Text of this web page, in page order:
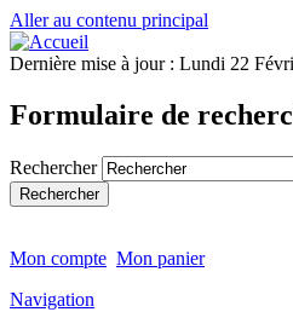
Aller au contenu principal
Dernière mise à jour : Lundi 22
Formulaire de
Rechercher
Mon compte Mon panier
Navigation